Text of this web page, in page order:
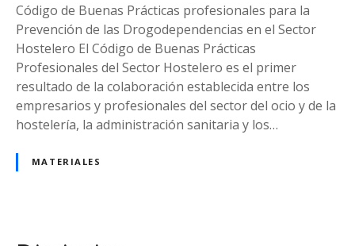
Código de Buenas Prácticas profesionales para la
Prevención de las Drogodependencias en el Sector
Hostelero El Código de Buenas Prácticas
Profesionales del Sector Hostelero es el primer
resultado de la colaboración establecida entre los
empresarios y profesionales del sector del ocio y de la
hostelería, la administración sanitaria y los…
MATERIALES